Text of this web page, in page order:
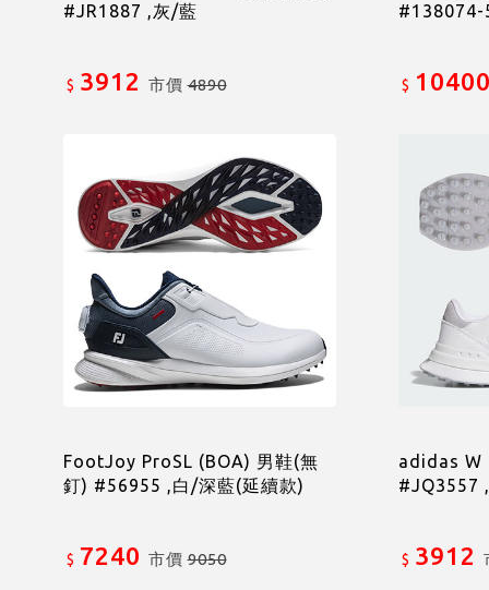
#JR1887 ,灰/藍
$ 3912 市價4890
#138074-
$
FootJoy ProSL (BOA) 男鞋(無
釘) #56955 ,白/深藍(延續款)
$ 7240 市價9050
adidas W
#JQ3557
$ 3912